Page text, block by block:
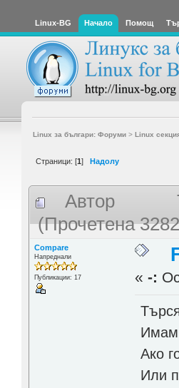
Linux-BG Начало Помощ
Linux за българи: Форуми> Linux
Страници: [1] Надолу
Автор
(Прочетена
Compare
Напреднали
Публикации: 17 «-:
Имам
Ако
Или